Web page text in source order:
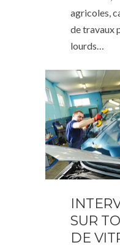
agricoles,
de travaux
lourds…
SUR
DE